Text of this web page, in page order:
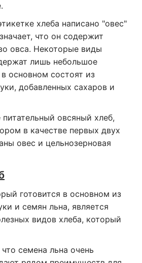
хлеба написано "овес"
что он содержит
овса. Некоторые виды
лишь небольшое
основном состоят из
добавленных сахаров и
овсяный хлеб,
в качестве первых двух
овес и цельнозерновая
готовится в основном из
и семян льна, является
видов хлеба, который
семена льна очень